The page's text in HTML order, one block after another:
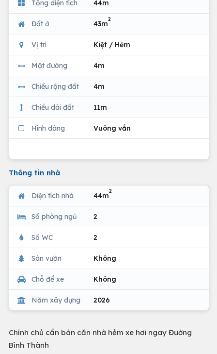
Tổng diện tích 44m
Đất ở 43m
2
Vị trí Kiệt / Hẻm
Mặt đường 4m
Chiều rộng đất 4m
Chiều dài đất 11m
Hình dáng Vuông vắn
Thông tin nhà
Diện tích nhà 44m
2
Số phòng ngủ 2
Số WC 2
Sân vườn Không
Chỗ để xe Không
Năm xây dựng 2026
Chính chủ cần bán căn nhà hẻm xe hơi ngay Đường
Bình Thành